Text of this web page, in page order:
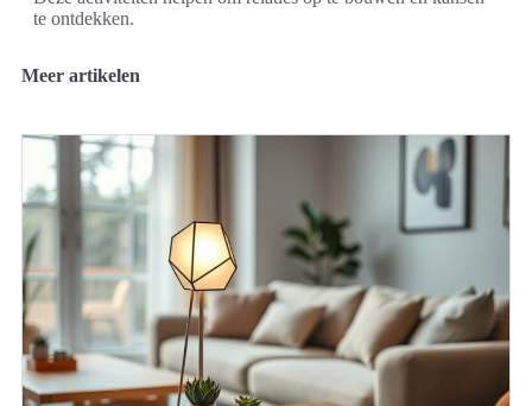
te ontdekken.
Meer artikelen